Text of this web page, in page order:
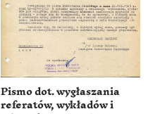
Pismo dot. wygłaszania
referatów, wykładów i